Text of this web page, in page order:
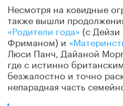
Несмотря на ковидные
также вышли
«Родители года» (с
Фриманом) и
Люси Панч, Дайаной
где с истинно
безжалостно и точно
непарадная часть